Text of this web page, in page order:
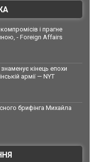
і прагне
- Foreign Affairs
кінець епохи
армії — NYT
брифінга Михайла